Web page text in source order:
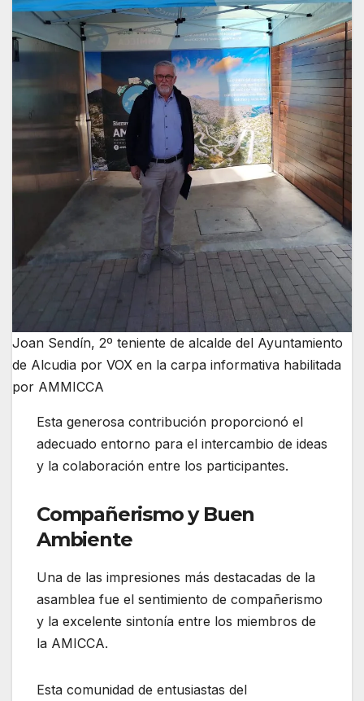
Joan Sendín, 2º teniente de alcalde del Ayuntamiento
de Alcudia por VOX en la carpa informativa habilitada
por AMMICCA
Esta generosa contribución proporcionó el
adecuado entorno para el intercambio de ideas
y la colaboración entre los participantes.
Compañerismo y Buen
Ambiente
Una de las impresiones más destacadas de la
asamblea fue el sentimiento de compañerismo
y la excelente sintonía entre los miembros de
la AMICCA.
Esta comunidad de entusiastas del